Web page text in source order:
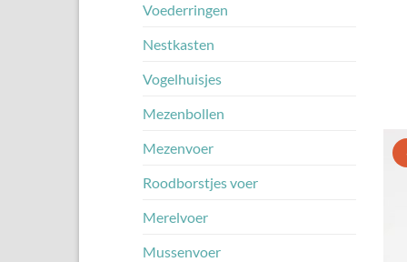
Voederringen
Nestkasten
Vogelhuisjes
Mezenbollen
Mezenvoer
Roodborstjes voer
Merelvoer
Mussenvoer